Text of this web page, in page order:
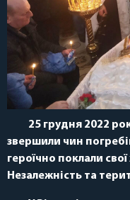
25 грудня 2022
звершили чин
героїчно поклали
Незалежність та